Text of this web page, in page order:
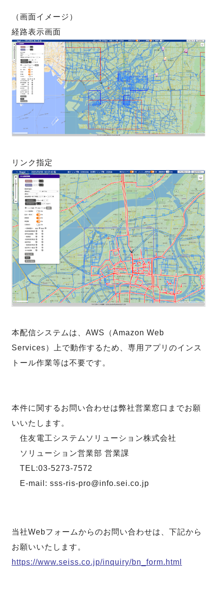
（画面イメージ）
経路表示画面
リンク指定
本配信システムは、AWS（Amazon Web
Services）上で動作するため、専用アプリのインス
トール作業等は不要です。
本件に関するお問い合わせは弊社営業窓口までお願
いいたします。
住友電工システムソリューション株式会社
ソリューション営業部 営業課
TEL:03-5273-7572
E-mail: sss-ris-pro@info.sei.co.jp
当社Webフォームからのお問い合わせは、下記から
お願いいたします。
https://www.seiss.co.jp/inquiry/bn_form.html